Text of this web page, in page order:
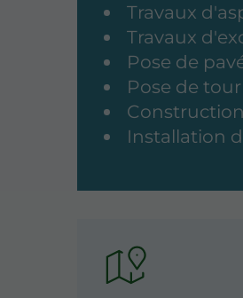
Travaux
Travaux
Pose de
Pose de
Installation